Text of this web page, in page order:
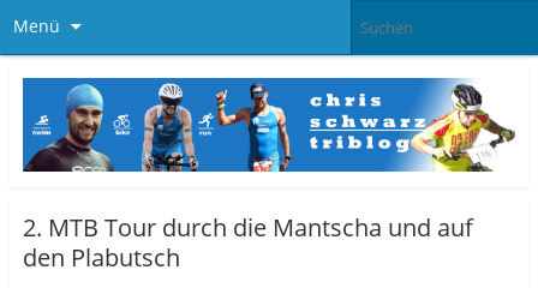
Menü
2. MTB Tour durch die Mantscha und auf
den Plabutsch